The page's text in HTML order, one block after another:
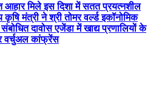
आहार मिले इस दिशा में सतत प्रयत्नशील
कृषि मंत्री ने श्री तोमर वर्ल्ड इकॉनोमिक
दावोस एजेंडा में खाद्य प्रणालियों के
वर्चुअल कांफ्रेंस